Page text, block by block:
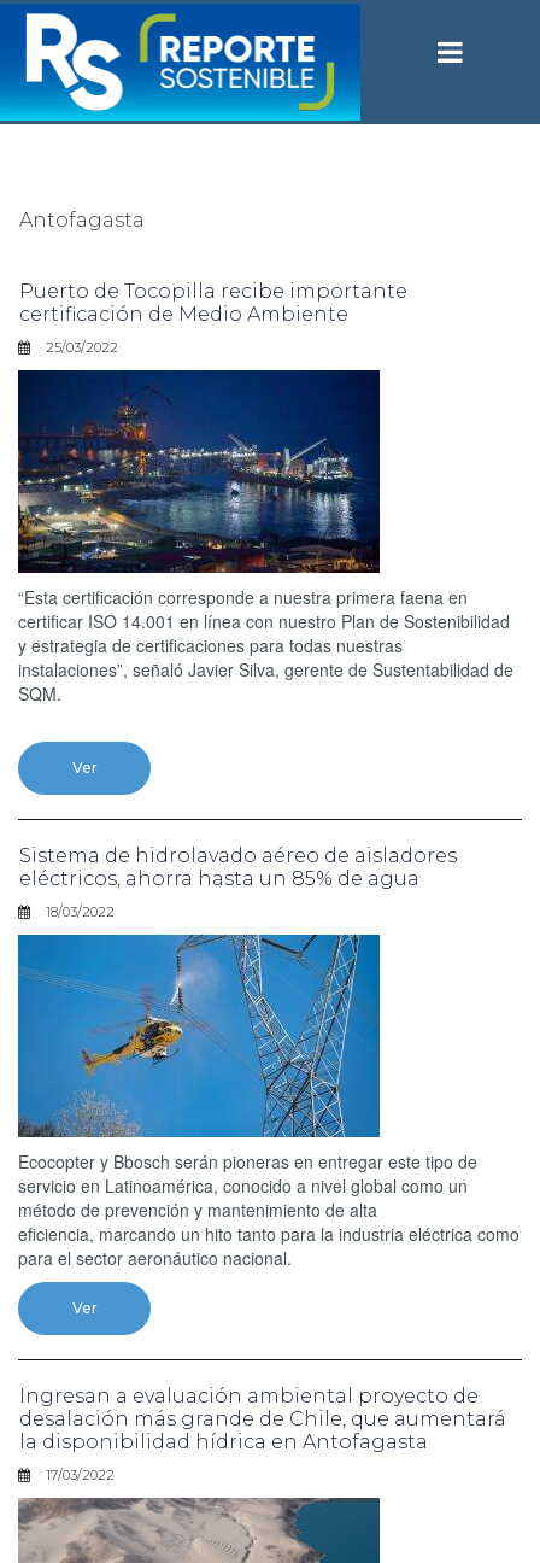
Antofagasta
Puerto de Tocopilla recibe importante
certificación de Medio Ambiente
25/03/2022
“Esta certificación corresponde a nuestra primera faena en
certificar ISO 14.001 en línea con nuestro Plan de Sostenibilidad
y estrategia de certificaciones para todas nuestras
instalaciones”, señaló Javier Silva, gerente de Sustentabilidad de
SQM.
Ver
Sistema de hidrolavado aéreo de aisladores
eléctricos, ahorra hasta un 85% de agua
18/03/2022
Ecocopter y Bbosch serán pioneras en entregar este tipo de
servicio en Latinoamérica, conocido a nivel global como un
método de prevención y mantenimiento de alta
eficiencia, marcando un hito tanto para la industria eléctrica como
para el sector aeronáutico nacional.
Ver
Ingresan a evaluación ambiental proyecto de
desalación más grande de Chile, que aumentará
la disponibilidad hídrica en Antofagasta
17/03/2022